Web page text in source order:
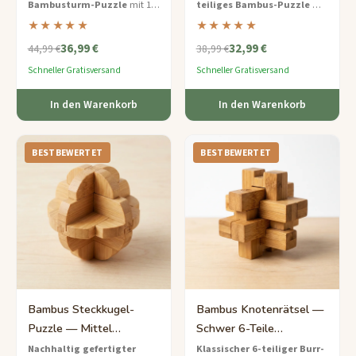
Herausforderung
Bambusturm-Puzzlemit 15
abgestuften Scheiben – stapeln
Sie sie in der richtigen
Reihenfolge unter Verwendung
★★★★★
44,99 €36,99 €
Schneller Gratisversand
In den Warenkorb
teiliges Bambus-Puzzle—
nachhaltig gefertigt und
endlos wiederholbar.
★★★★★
38,99 €32,99 €
Schneller Gratisversand
In den Warenkorb
BESTBEWERTET
Bambus Steckkugel-
Puzzle — Mittel
Umweltfreundliche
Nachhaltig gefertigter
BESTBEWERTET
Bambus Knotenrätsel —
Schwer 6-Teile
Steckpuzzle
Klassischer 6-teiliger Burr-